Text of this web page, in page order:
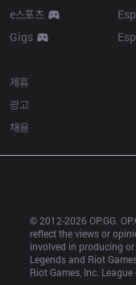
e스포츠
Gigs
제휴
광고
채용
© 2012-2026 OP.GG.
reflect the views or
involved in producing
Legends and Riot
Riot Games, Inc.